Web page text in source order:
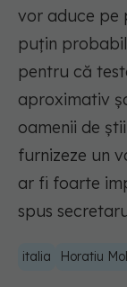
vor aduce pe
puţin
pentru că
aproximativ
oamenii de
furnizeze un
ar fi foarte
spus
italia Horatiu